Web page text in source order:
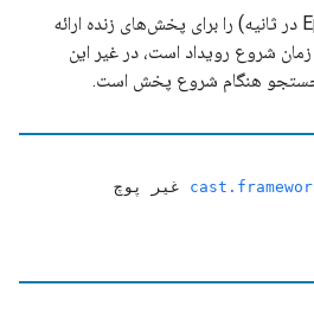
زمان مطلق (زمان Epoch Unix در ثانیه) را برای پخش‌های زنده ارائه
شروع رویداد است، در غیر این
هنگام شروع پخش است.
غیر پوچ